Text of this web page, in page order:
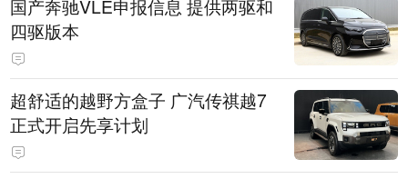
国产奔驰VLE申报信息 提供两驱和
四驱版本
超舒适的越野方盒子 广汽传祺越7
正式开启先享计划